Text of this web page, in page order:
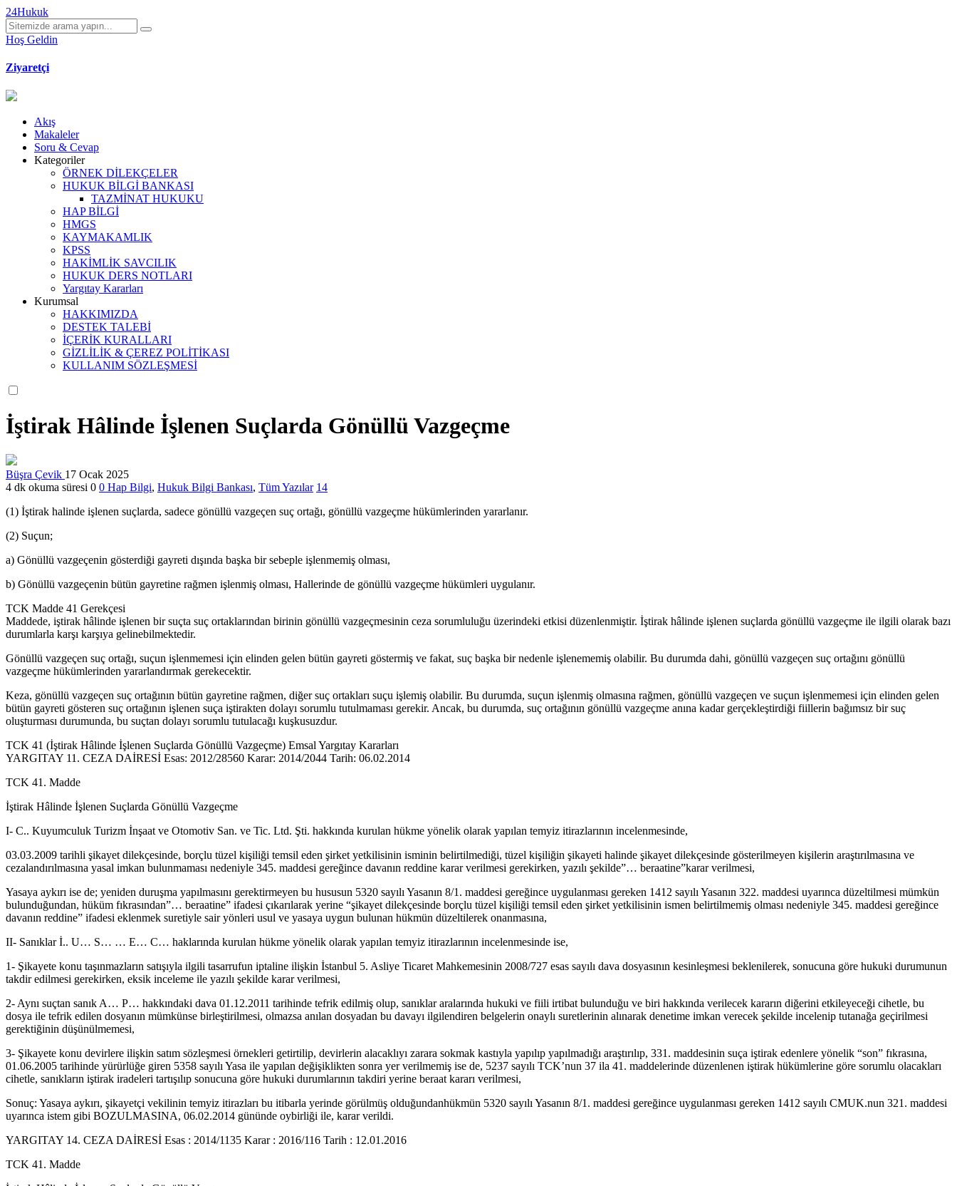
24Hukuk
Hoş Geldin
Ziyaretçi
Akış
Makaleler
Soru & Cevap
Kategoriler
ÖRNEK DİLEKÇELER
HUKUK BİLGİ BANKASI
TAZMİNAT HUKUKU
HAP BİLGİ
HMGS
KAYMAKAMLIK
KPSS
HAKİMLİK SAVCILIK
HUKUK DERS NOTLARI
Yargıtay Kararları
Kurumsal
HAKKIMIZDA
DESTEK TALEBİ
İÇERİK KURALLARI
GİZLİLİK & ÇEREZ POLİTİKASI
KULLANIM SÖZLEŞMESİ
İştirak Hâlinde İşlenen Suçlarda Gönüllü Vazgeçme
Büşra Çevik 17 Ocak 2025
4 dk okuma süresi 0 0 Hap Bilgi, Hukuk Bilgi Bankası, Tüm Yazılar 14
(1) İştirak halinde işlenen suçlarda, sadece gönüllü vazgeçen suç ortağı, gönüllü vazgeçme hükümlerinden yararlanır.
(2) Suçun;
a) Gönüllü vazgeçenin gösterdiği gayreti dışında başka bir sebeple işlenmemiş olması,
b) Gönüllü vazgeçenin bütün gayretine rağmen işlenmiş olması, Hallerinde de gönüllü vazgeçme hükümleri uygulanır.
TCK Madde 41 Gerekçesi
Maddede, iştirak hâlinde işlenen bir suçta suç ortaklarından birinin gönüllü vazgeçmesinin ceza sorumluluğu üzerindeki etkisi düzenlenmiştir. İştirak hâlinde işlenen suçlarda gönüllü vazgeçme ile ilgili olarak bazı
durumlarla karşı karşıya gelinebilmektedir.
Gönüllü vazgeçen suç ortağı, suçun işlenmemesi için elinden gelen bütün gayreti göstermiş ve fakat, suç başka bir nedenle işlenememiş olabilir. Bu durumda dahi, gönüllü vazgeçen suç ortağını gönüllü
vazgeçme hükümlerinden yararlandırmak gerekecektir.
Keza, gönüllü vazgeçen suç ortağının bütün gayretine rağmen, diğer suç ortakları suçu işlemiş olabilir. Bu durumda, suçun işlenmiş olmasına rağmen, gönüllü vazgeçen ve suçun işlenmemesi için elinden gelen
bütün gayreti gösteren suç ortağının işlenen suça iştirakten dolayı sorumlu tutulmaması gerekir. Ancak, bu durumda, suç ortağının gönüllü vazgeçme anına kadar gerçekleştirdiği fiillerin bağımsız bir suç
oluşturması durumunda, bu suçtan dolayı sorumlu tutulacağı kuşkusuzdur.
TCK 41 (İştirak Hâlinde İşlenen Suçlarda Gönüllü Vazgeçme) Emsal Yargıtay Kararları
YARGITAY 11. CEZA DAİRESİ Esas: 2012/28560 Karar: 2014/2044 Tarih: 06.02.2014
TCK 41. Madde
İştirak Hâlinde İşlenen Suçlarda Gönüllü Vazgeçme
I- C.. Kuyumculuk Turizm İnşaat ve Otomotiv San. ve Tic. Ltd. Şti. hakkında kurulan hükme yönelik olarak yapılan temyiz itirazlarının incelenmesinde,
03.03.2009 tarihli şikayet dilekçesinde, borçlu tüzel kişiliği temsil eden şirket yetkilisinin isminin belirtilmediği, tüzel kişiliğin şikayeti halinde şikayet dilekçesinde gösterilmeyen kişilerin araştırılmasına ve
cezalandırılmasına yasal imkan bulunmaması nedeniyle 345. maddesi gereğince davanın reddine karar verilmesi gerekirken, yazılı şekilde”… beraatine”karar verilmesi,
Yasaya aykırı ise de; yeniden duruşma yapılmasını gerektirmeyen bu hususun 5320 sayılı Yasanın 8/1. maddesi gereğince uygulanması gereken 1412 sayılı Yasanın 322. maddesi uyarınca düzeltilmesi mümkün
bulunduğundan, hüküm fıkrasından”… beraatine” ifadesi çıkarılarak yerine “şikayet dilekçesinde borçlu tüzel kişiliği temsil eden şirket yetkilisinin ismen belirtilmemiş olması nedeniyle 345. maddesi gereğince
davanın reddine” ifadesi eklenmek suretiyle sair yönleri usul ve yasaya uygun bulunan hükmün düzeltilerek onanmasına,
II- Sanıklar İ.. U… S… … E… C… haklarında kurulan hükme yönelik olarak yapılan temyiz itirazlarının incelenmesinde ise,
1- Şikayete konu taşınmazların satışıyla ilgili tasarrufun iptaline ilişkin İstanbul 5. Asliye Ticaret Mahkemesinin 2008/727 esas sayılı dava dosyasının kesinleşmesi beklenilerek, sonucuna göre hukuki durumunun
takdir edilmesi gerekirken, eksik inceleme ile yazılı şekilde karar verilmesi,
2- Aynı suçtan sanık A… P… hakkındaki dava 01.12.2011 tarihinde tefrik edilmiş olup, sanıklar aralarında hukuki ve fiili irtibat bulunduğu ve biri hakkında verilecek kararın diğerini etkileyeceği cihetle, bu
dosya ile tefrik edilen dosyanın mümkünse birleştirilmesi, olmazsa anılan dosyadan bu davayı ilgilendiren belgelerin onaylı suretlerinin alınarak denetime imkan verecek şekilde incelenip tutanağa geçirilmesi
gerektiğinin düşünülmemesi,
3- Şikayete konu devirlere ilişkin satım sözleşmesi örnekleri getirtilip, devirlerin alacaklıyı zarara sokmak kastıyla yapılıp yapılmadığı araştırılıp, 331. maddesinin suça iştirak edenlere yönelik “son” fıkrasına,
01.06.2005 tarihinde yürürlüğe giren 5358 sayılı Yasa ile yapılan değişiklikten sonra yer verilmemiş ise de, 5237 sayılı TCK’nun 37 ila 41. maddelerinde düzenlenen iştirak hükümlerine göre sorumlu olacakları
cihetle, sanıkların iştirak iradeleri tartışılıp sonucuna göre hukuki durumlarının takdiri yerine beraat kararı verilmesi,
Sonuç: Yasaya aykırı, şikayetçi vekilinin temyiz itirazları bu itibarla yerinde görülmüş olduğundanhükmün 5320 sayılı Yasanın 8/1. maddesi gereğince uygulanması gereken 1412 sayılı CMUK.nun 321. maddesi
uyarınca istem gibi BOZULMASINA, 06.02.2014 gününde oybirliği ile, karar verildi.
YARGITAY 14. CEZA DAİRESİ Esas : 2014/1135 Karar : 2016/116 Tarih : 12.01.2016
TCK 41. Madde